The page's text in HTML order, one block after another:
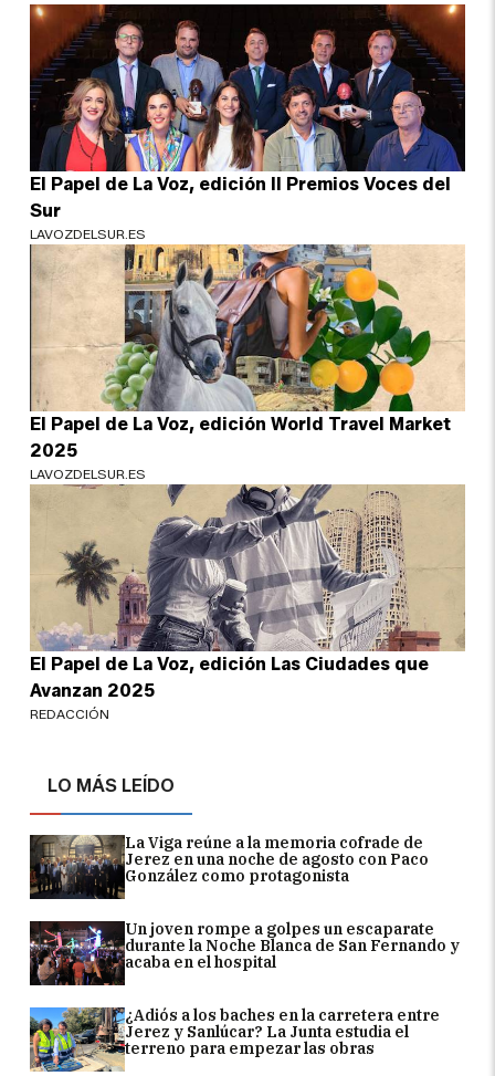
LO MÁS LEÍDO
La Viga reúne a la memoria cofrade de
Jerez en una noche de agosto con Paco
González como protagonista
Un joven rompe a golpes un escaparate
durante la Noche Blanca de San Fernando y
acaba en el hospital
¿Adiós a los baches en la carretera entre
Jerez y Sanlúcar? La Junta estudia el
terreno para empezar las obras
El Papel de La Voz, edición II Premios Voces del
Sur
LAVOZDELSUR.ES
El Papel de La Voz, edición World Travel Market
2025
LAVOZDELSUR.ES
El Papel de La Voz, edición Las Ciudades que
Avanzan 2025
REDACCIÓN